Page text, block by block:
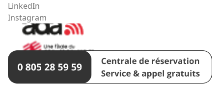
LinkedIn
Instagram